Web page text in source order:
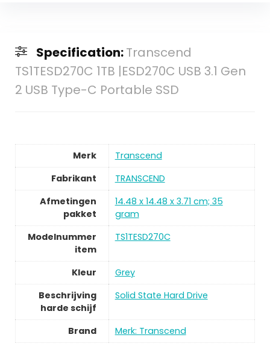
Specification:Transcend
TS1TESD270C 1TB |ESD270C USB 3.1 Gen
2 USB Type-C Portable SSD
Merk
Transcend
Fabrikant
TRANSCEND
Afmetingen
pakket
14.48 x 14.48 x 3.71 cm; 35
gram
Modelnummer
item
TS1TESD270C
Kleur
Grey
Beschrijving
harde schijf
Solid State Hard Drive
Brand Merk: Transcend